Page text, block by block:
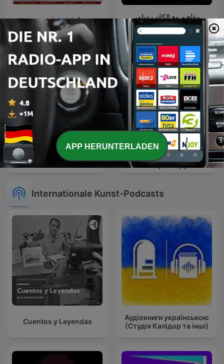
عُمان عبر الزمان
مفاهيم مع الكاتب سامر
إسلامبولي
The Archers
Θέατρο με Αγγελή
Γεωργία, ραδιοφωνικά
θεατρικά έργα
Internationale Kunst-Podcasts
Cuentos y Leyendas
Аудіокниги українською
(Студія Калідор та інші)
APP HERUNTERLADEN